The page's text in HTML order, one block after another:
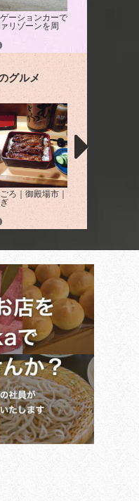
ーションカーで
リゾーンを周
グルメ
ろ｜御殿場市｜
御殿場市｜パン
ーツ